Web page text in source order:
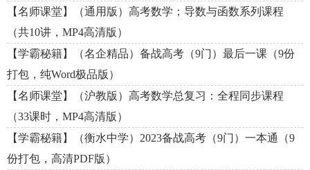
【名师课堂】（通用版）高考数学；导数与函数系列课程
（共10讲，MP4高清版）
【学霸秘籍】（名企精品）备战高考（9门）最后一课（9份
打包，纯Word极品版）
【名师课堂】（沪教版）高考数学总复习：全程同步课程
（33课时，MP4高清版）
【学霸秘籍】（衡水中学）2023备战高考（9门）一本通（9
份打包，高清PDF版）